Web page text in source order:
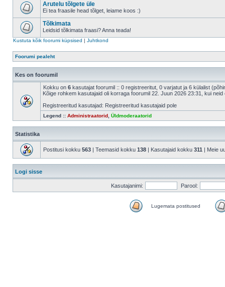
Arutelu tõlgete üle
Ei tea fraasile head tõlget, leiame koos :)
Tõlkimata
Leidsid tõlkimata fraasi? Anna teada!
Kustuta kõik foorumi küpsised | Juhtkond
Foorumi pealeht
Kes on foorumil
Kokku on 6 kasutajat foorumil :: 0 registreeritut, 0 varjatut ja 6 külalist
Kõige rohkem kasutajaid oli korraga foorumil 22. Juun 2026 23:31, kui neid
Registreeritud kasutajad: Registreeritud kasutajaid pole
Legend :: Administraatorid Üldmoderaatorid
Statistika
Postitusi kokku 563 | Teemasid kokku 138 | Kasutajaid kokku 311 | Meie
Logi sisse
Kasutajanimi: Parool:
Lugemata postitused